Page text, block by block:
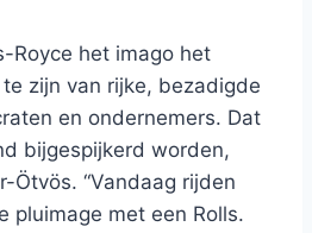
Royce het imago het
zijn van rijke, bezadigde
en ondernemers. Dat
bijgespijkerd worden,
Ötvös. “Vandaag rijden
pluimage met een Rolls.